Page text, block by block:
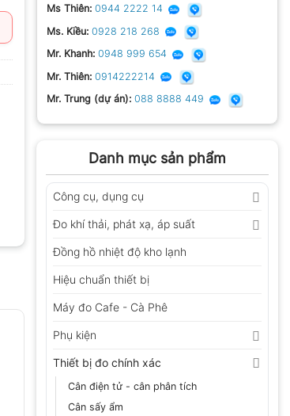
Ms Thiên: 0944 2222 14
Ms. Kiều: 0928 218 268
Mr. Khanh: 0948 999 654
Mr. Thiên: 0914222214
Mr. Trung (dự án): 088 8888 449
Danh mục sản phẩm
Công cụ, dụng cụ
Đo khí thải, phát xạ, áp suất
Đồng hồ nhiệt độ kho lạnh
Hiệu chuẩn thiết bị
Máy đo Cafe - Cà Phê
Phụ kiện
Thiết bị đo chính xác
Cân điện tử - cân phân tích
Cân sấy ẩm